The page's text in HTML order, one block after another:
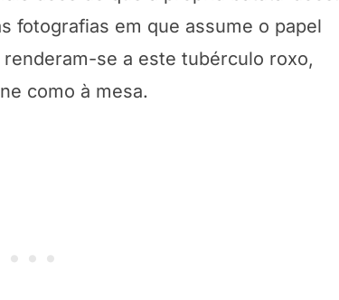
fotografias em que assume o papel
se a este tubérculo roxo,
como à mesa.